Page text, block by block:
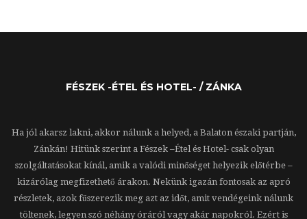
FÉSZEK -ÉTEL ÉS HOTEL- / ZÁNKA
Ha jól akarsz lakni, akkor nálunk a helyed, a Balaton északi partján,
Zánkán! Hitünk szerint a Fészek –Étel és Hotel- csak olyan
szolgáltatásokat kínál, amik a valódi minőséget helyezik előtérbe –
kizárólag megfizethető árakon. Nekünk igazán fontosak az apró
részletek, azok fűszerezik meg azt az időt, amit vendégeink nálunk
töltenek, legyen szó néhány óráról vagy akár napokról. Ezért is